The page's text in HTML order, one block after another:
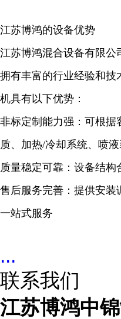
江苏博鸿的设备优势
江苏博鸿混合设备有限公
拥有丰富的行业经验和技
机具有以下优势：
非标定制能力强：可根据
质、加热/冷却系统、喷液
质量稳定可靠：设备结构
售后服务完善：提供安装
一站式服务
...
联系我们
江苏博鸿中